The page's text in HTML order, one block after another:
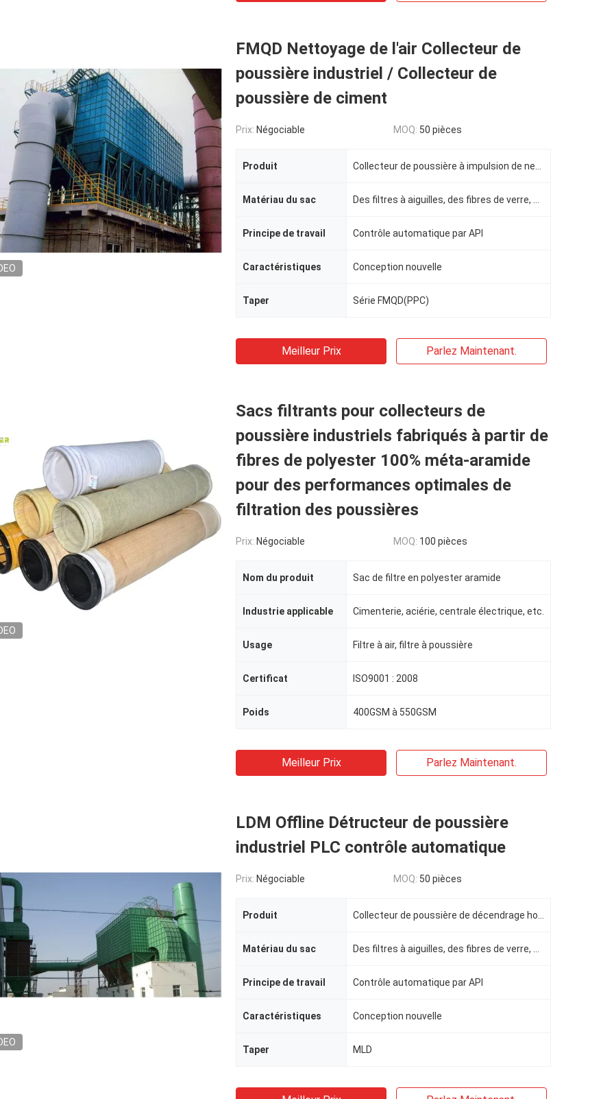
FMQD Nettoyage de l'air Collecteur de
poussière industriel / Collecteur de
poussière de ciment
Prix: Négociable MOQ: 50 pièces
Produit
Matériau du sac
Principe de travail Contrôle automatique par API
Caractéristiques Conception nouvelle
Taper Série FMQD(PPC)
Meilleur Prix Parlez Maintenant.
Sacs filtrants pour collecteurs de
poussière industriels fabriqués à partir de
fibres de polyester 100% méta-aramide
pour des performances optimales de
filtration des poussières
Prix: Négociable MOQ: 100 pièces
Nom du produit Sac de filtre en polyester aramide
Industrie applicable Cimenterie, aciérie, centrale électrique, etc.
Usage Filtre à air, filtre à poussière
Certificat ISO9001 : 2008
Poids 400GSM à 550GSM
Meilleur Prix Parlez Maintenant.
LDM Offline Détructeur de poussière
industriel PLC contrôle automatique
Prix: Négociable MOQ: 50 pièces
Produit
Matériau du sac
Principe de travail Contrôle automatique par API
Caractéristiques Conception nouvelle
Taper MLD